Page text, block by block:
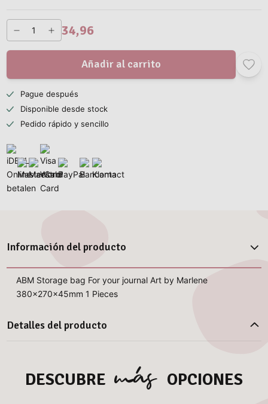
34,96
Añadir al carrito
Pague después
Disponible desde stock
Pedido rápido y sencillo
Información del producto
ABM Storage bag For your journal Art by Marlene
380x270x45mm 1 Pieces
Detalles del producto
DESCUBRE más OPCIONES